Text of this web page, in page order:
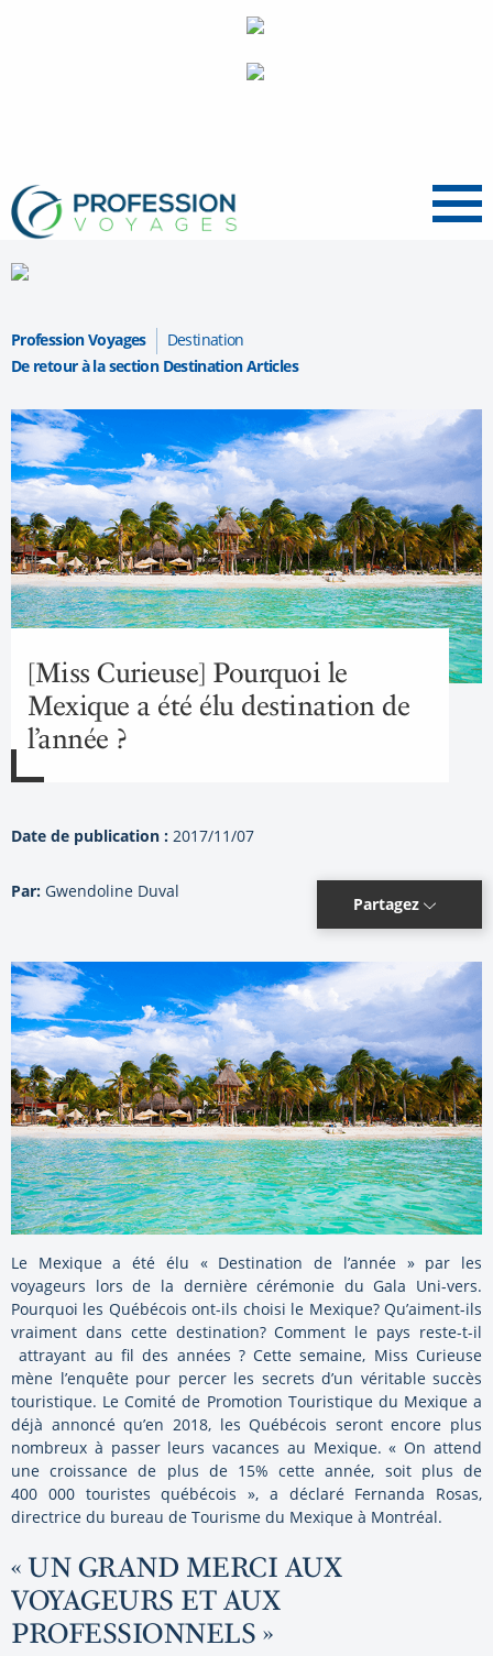
Menu
Profession Voyages
Destination
De retour à la section Destination Articles
[Miss Curieuse] Pourquoi le
Mexique a été élu destination de
l’année ?
Date de publication : 2017/11/07
Par: Gwendoline Duval
Partagez
Le Mexique a été élu « Destination de l’année » par les
voyageurs lors de la dernière cérémonie du Gala Uni-vers.
Pourquoi les Québécois ont-ils choisi le Mexique? Qu’aiment-ils
vraiment dans cette destination? Comment le pays reste-t-il
attrayant au fil des années ? Cette semaine, Miss Curieuse
mène l’enquête pour percer les secrets d’un véritable succès
touristique. Le Comité de Promotion Touristique du Mexique a
déjà annoncé qu’en 2018, les Québécois seront encore plus
nombreux à passer leurs vacances au Mexique. « On attend
une croissance de plus de 15% cette année, soit plus de
400 000 touristes québécois », a déclaré Fernanda Rosas,
directrice du bureau de Tourisme du Mexique à Montréal.
« UN GRAND MERCI AUX
VOYAGEURS ET AUX
PROFESSIONNELS »